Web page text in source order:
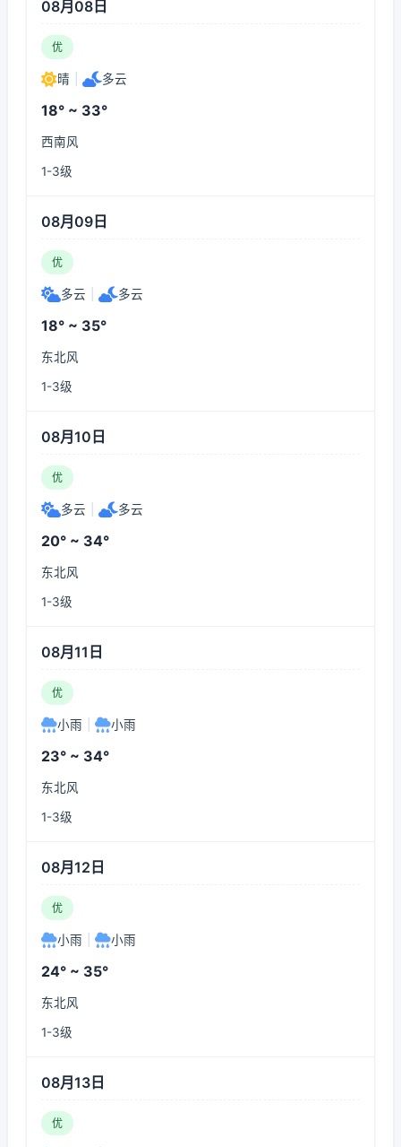
08月08日
优
晴 多云
18° ~ 33°
西南风
1-3级
08月09日
优
多云 多云
18° ~ 35°
东北风
1-3级
08月10日
优
多云 多云
20° ~ 34°
东北风
1-3级
08月11日
优
小雨 小雨
23° ~ 34°
东北风
1-3级
08月12日
优
小雨 小雨
24° ~ 35°
东北风
1-3级
08月13日
优